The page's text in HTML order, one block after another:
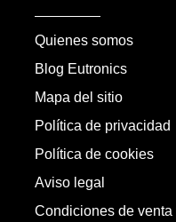
Quienes somos
Blog Eutronics
Mapa del sitio
Política de privacidad
Política de cookies
Aviso legal
Condiciones de venta